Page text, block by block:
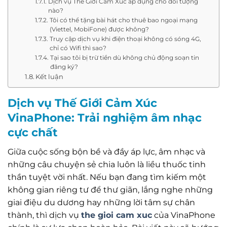
Dịch vụ Thế Giới Cảm Xúc áp dụng cho đối tượng
nào?
Tôi có thể tặng bài hát cho thuê bao ngoại mạng
(Viettel, MobiFone) được không?
Truy cập dịch vụ khi điện thoại không có sóng 4G,
chỉ có Wifi thì sao?
Tại sao tôi bị trừ tiền dù không chủ động soạn tin
đăng ký?
Kết luận
Dịch vụ Thế Giới Cảm Xúc
VinaPhone: Trải nghiệm âm nhạc
cực chất
Giữa cuộc sống bộn bề và đầy áp lực, âm nhạc và
những câu chuyện sẻ chia luôn là liều thuốc tinh
thần tuyệt vời nhất. Nếu bạn đang tìm kiếm một
không gian riêng tư để thư giãn, lắng nghe những
giai điệu du dương hay những lời tâm sự chân
thành, thì dịch vụ the gioi cam xuc của VinaPhone